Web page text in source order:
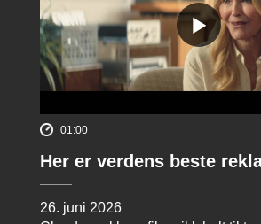
01:00
Her er verdens beste
26. juni 2026